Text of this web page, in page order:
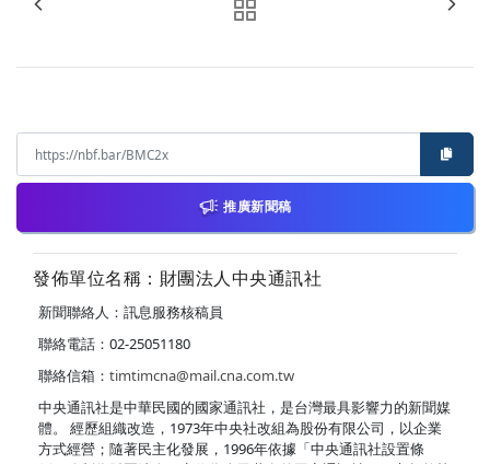
推廣新聞稿
發佈單位名稱：財團法人中央通訊社
新聞聯絡人：訊息服務核稿員
聯絡電話：02-25051180
聯絡信箱： timtimcna@mail.cna.com.tw
中央通訊社是中華民國的國家通訊社，是台灣最具影響力的新聞媒
體。 經歷組織改造，1973年中央社改組為股份有限公司，以企業
方式經營；隨著民主化發展，1996年依據「中央通訊社設置條